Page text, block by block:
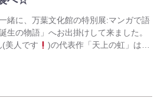
緒に、万葉文化館の特別展:マンガで語
生の物語」へお出掛けして来ました。
美人です
)の代表作「天上の虹」は飛